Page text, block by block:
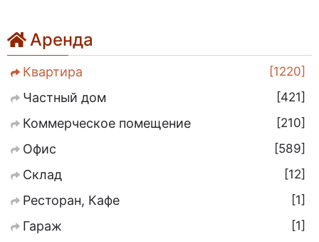
Аренда
Квартира
1220
Частный дом
421
Коммерческое помещение
210
Офис
589
Склад
12
Ресторан, Кафе
1
Гараж
1